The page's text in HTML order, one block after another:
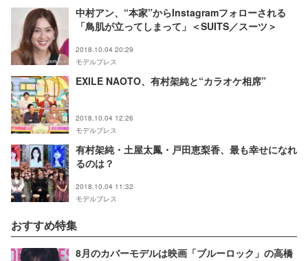
中村アン、“本家”からInstagramフォローされる
「鳥肌が立ってしまって」＜SUITS／スーツ＞
2018.10.04 20:29
モデルプレス
EXILE NAOTO、有村架純と“カラオケ相席”
2018.10.04 12:26
モデルプレス
有村架純・土屋太鳳・戸田恵梨香、最も幸せになれ
るのは？
2018.10.04 11:32
モデルプレス
おすすめ特集
8月のカバーモデルは映画「ブルーロック」の高橋